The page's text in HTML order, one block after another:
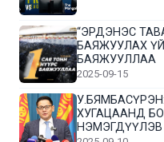
“ЭРДЭНЭС
БАЯЖУУЛАХ
БАЯЖУУЛЛАА
2025-09-15
ХУГАЦААНД
НЭМЭГДҮҮЛЭВ